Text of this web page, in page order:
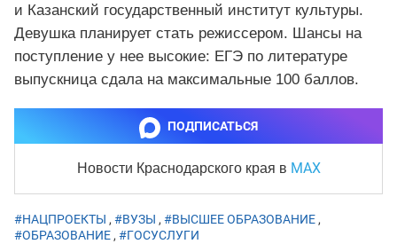
и Казанский государственный институт культуры.
Девушка планирует стать режиссером. Шансы на
поступление у нее высокие: ЕГЭ по литературе
выпускница сдала на максимальные 100 баллов.
ПОДПИСАТЬСЯ
Новости Краснодарского края в MAX
#НАЦПРОЕКТЫ , #ВУЗЫ , #ВЫСШЕЕ ОБРАЗОВАНИЕ,
#ОБРАЗОВАНИЕ, #ГОСУСЛУГИ